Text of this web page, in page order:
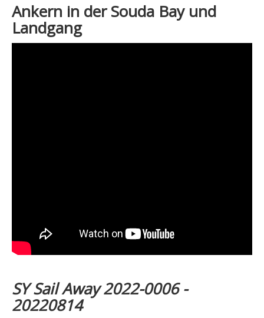
Ankern in der Souda Bay und
Landgang
SY Sail Away 2022-0006 -
20220814